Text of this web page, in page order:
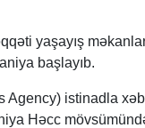
yaşayış
başlayıb.
Agency) istinadla
Həcc